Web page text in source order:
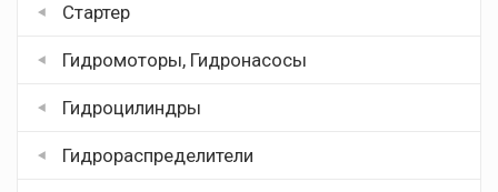
Стартер
Гидромоторы, Гидронасосы
Гидроцилиндры
Гидрораспределители